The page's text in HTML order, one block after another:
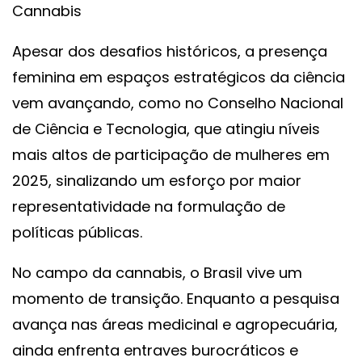
Cannabis
Apesar dos desafios históricos, a presença
feminina em espaços estratégicos da ciência
vem avançando, como no Conselho Nacional
de Ciência e Tecnologia, que atingiu níveis
mais altos de participação de mulheres em
2025, sinalizando um esforço por maior
representatividade na formulação de
políticas públicas.
No campo da cannabis, o Brasil vive um
momento de transição. Enquanto a pesquisa
avança nas áreas medicinal e agropecuária,
ainda enfrenta entraves burocráticos e